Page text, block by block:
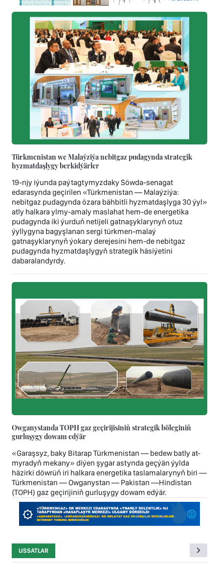
Türkmenistan we Malaýziýa nebitgaz pudagynda strategik
hyzmatdaşlygy berkidýärler
19-njy iýunda paýtagtymyzdaky Söwda-senagat
edarasynda geçirilen «Türkmenistan — Malaýziýa:
nebitgaz pudagynda özara bähbitli hyzmatdaşlyga 30 ýyl»
atly halkara ylmy-amaly maslahat hem-de energetika
pudagynda iki ýurduň netijeli gatnaşyklarynyň otuz
ýyllygyna bagyşlanan sergi türkmen-malaý
gatnaşyklarynyň ýokary derejesini hem-de nebitgaz
pudagynda hyzmatdaşlygyň strategik häsiýetini
dabaralandyrdy.
Owganystanda TOPH gaz geçirijisiniň strategik böleginiň
gurluşygy dowam edýär
«Garaşsyz, baky Bitarap Türkmenistan — bedew batly at-
myradyň mekany» diýen şygar astynda geçýän ýylda
häzirki döwrüň iri halkara energetika taslamalarynyň biri —
Türkmenistan — Owganystan — Pakistan —Hindistan
(TOPH) gaz geçirijiniň gurluşygy dowam edýär.
USSATLAR